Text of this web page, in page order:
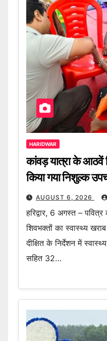
HARIDWAR
कांवड़ यात्रा के आठवें
किया गया निशुल्क
AUGUST 6, 2026
हरिद्वार, 6 अगस्त –
शिवभक्तों का स्वास्थ्य
दीक्षित के निर्देशन में स्वास्थ्य
सहित 32…